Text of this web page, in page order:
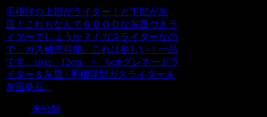
手榴弾の上部がライター！と下部が灰
皿！これもなんてＧＯＯＤな灰皿つきラ
イターでしょうか？！ガスライターなの
で、ガス補充可能。これは欲しい！一品
です。size: 12cm × 6cmグレネードラ
イター＆灰皿 / 手榴弾型ガスライター＆
灰皿商品...
未分類